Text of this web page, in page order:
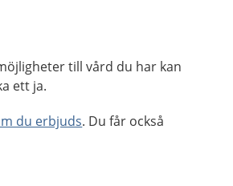
till vård du har kan
ett ja.
du erbjuds. Du får också